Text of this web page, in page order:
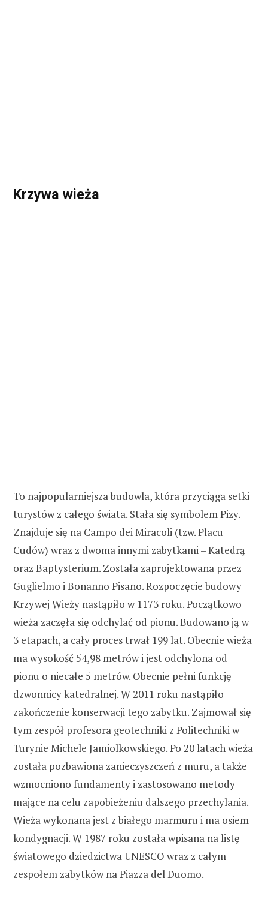
Krzywa wieża
To najpopularniejsza budowla, która przyciąga setki
turystów z całego świata. Stała się symbolem Pizy.
Znajduje się na Campo dei Miracoli (tzw. Placu
Cudów) wraz z dwoma innymi zabytkami – Katedrą
oraz Baptysterium. Została zaprojektowana przez
Guglielmo i Bonanno Pisano. Rozpoczęcie budowy
Krzywej Wieży nastąpiło w 1173 roku. Początkowo
wieża zaczęła się odchylać od pionu. Budowano ją w
3 etapach, a cały proces trwał 199 lat. Obecnie wieża
ma wysokość 54,98 metrów i jest odchylona od
pionu o niecałe 5 metrów. Obecnie pełni funkcję
dzwonnicy katedralnej. W 2011 roku nastąpiło
zakończenie konserwacji tego zabytku. Zajmował się
tym zespół profesora geotechniki z Politechniki w
Turynie Michele Jamiolkowskiego. Po 20 latach wieża
została pozbawiona zanieczyszczeń z muru, a także
wzmocniono fundamenty i zastosowano metody
mające na celu zapobieżeniu dalszego przechylania.
Wieża wykonana jest z białego marmuru i ma osiem
kondygnacji. W 1987 roku została wpisana na listę
światowego dziedzictwa UNESCO wraz z całym
zespołem zabytków na Piazza del Duomo.